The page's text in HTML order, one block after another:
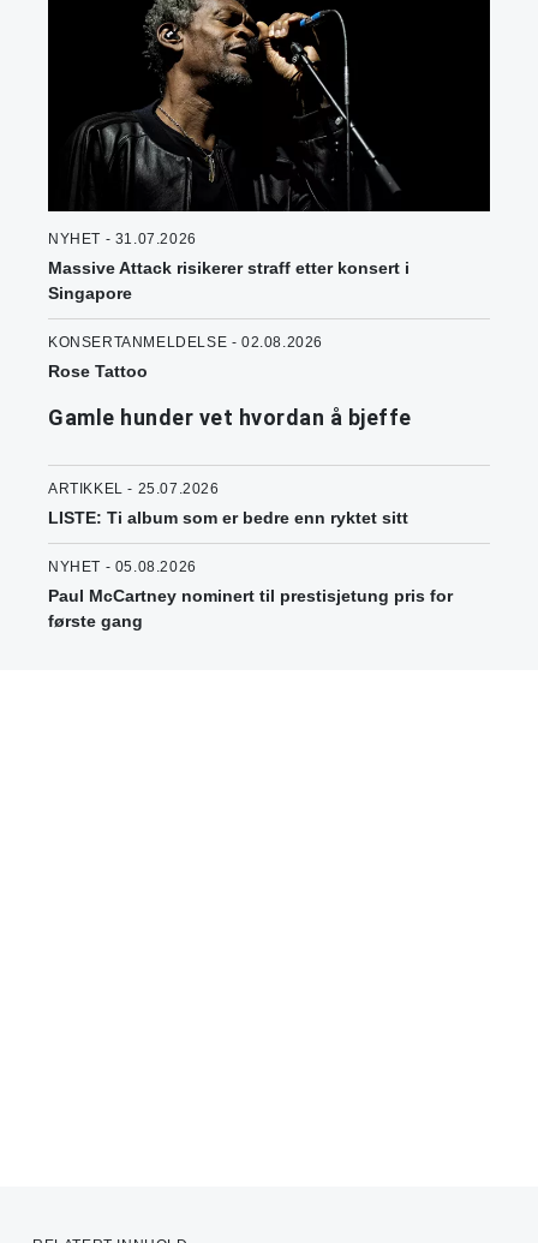
NYHET - 31.07.2026
Massive Attack risikerer straff etter konsert i
Singapore
KONSERTANMELDELSE - 02.08.2026
Rose Tattoo
Gamle hunder vet hvordan å bjeffe
ARTIKKEL - 25.07.2026
LISTE: Ti album som er bedre enn ryktet sitt
NYHET - 05.08.2026
Paul McCartney nominert til prestisjetung pris for
første gang